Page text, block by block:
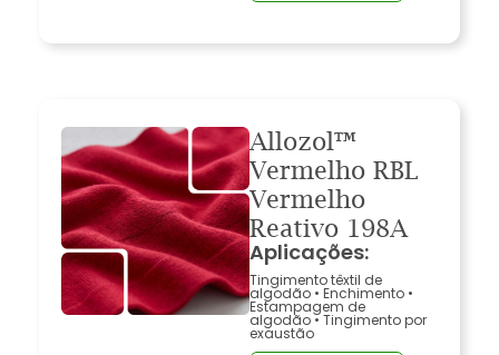
Allozol™
Vermelho RBL
Vermelho
Reativo 198A
Aplicações:
Tingimento têxtil de
algodão • Enchimento •
Estampagem de
algodão•Tingimento por
exaustão